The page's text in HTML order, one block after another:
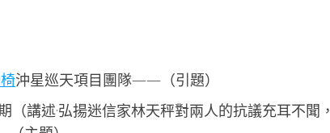
沖星巡天項目團隊——（引題）
（講述·弘揚迷信家林天秤對兩人的抗議充耳不聞